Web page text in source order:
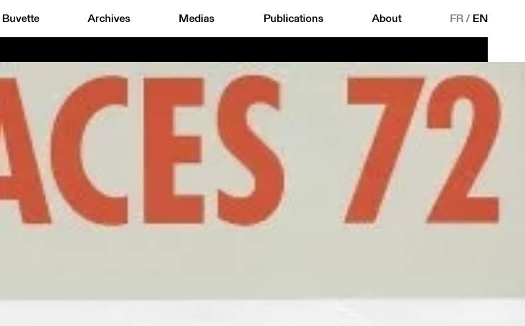
Buvette Archives Medias Publications About FR/ EN